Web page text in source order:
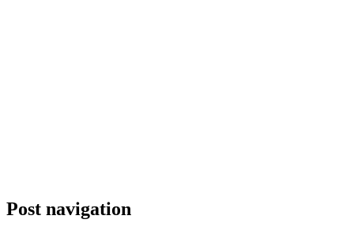
Post navigation